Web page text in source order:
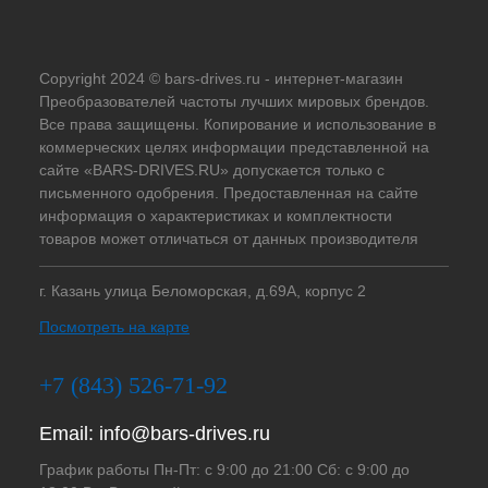
Copyright 2024 © bars-drives.ru - интернет-магазин
Преобразователей частоты лучших мировых брендов.
Все права защищены. Копирование и использование в
коммерческих целях информации представленной на
сайте «BARS-DRIVES.RU» допускается только с
письменного одобрения. Предоставленная на сайте
информация о характеристиках и комплектности
товаров может отличаться от данных производителя
г. Казань улица Беломорская, д.69А, корпус 2
Посмотреть на карте
+7 (843) 526-71-92
Email: info@bars-drives.ru
График работы Пн-Пт: с 9:00 до 21:00 Сб: с 9:00 до